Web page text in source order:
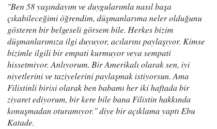
"Ben 58 yaşındayım ve duygularımla nasıl başa
çıkabileceğimi öğrendim, düşmanlarıma neler olduğunu
gösteren bir belgeseli görsem bile. Herkes bizim
düşmanlarımıza ilgi duyuyor, acılarını paylaşıyor. Kimse
bizimle ilgili bir empati kurmuyor veya sempati
hissetmiyor. Anlıyorum. Bir Amerikalı olarak sen, iyi
niyetlerini ve taziyelerini paylaşmak istiyorsun. Ama
Filistinli birisi olarak ben babamı her iki haftada bir
ziyaret ediyorum, bir kere bile bana Filistin hakkında
konuşmadan oturamıyor." diye bir açıklama yaptı Ebu
Katade.